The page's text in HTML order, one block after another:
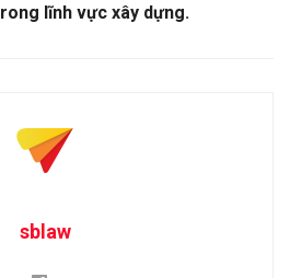
lĩnh vực xây dựng.
sblaw